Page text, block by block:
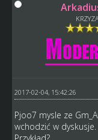
2017-02-04, 15:42:26
Pjoo7 mysle ze
wchodzić w dyskusje.